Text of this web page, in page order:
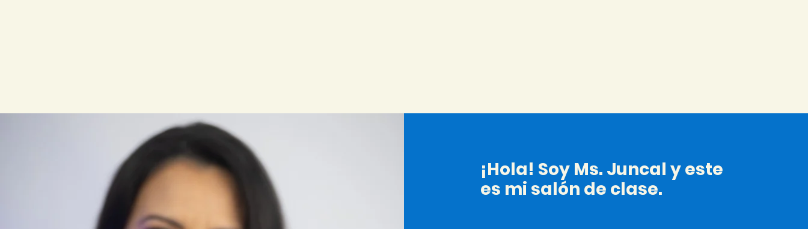
¡Hola! Soy Ms. Juncal y este
es mi salón de clase.